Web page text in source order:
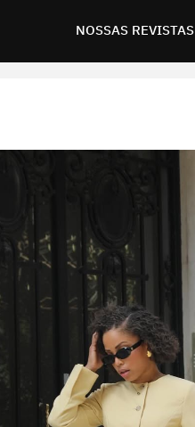
NOSSAS REVISTAS